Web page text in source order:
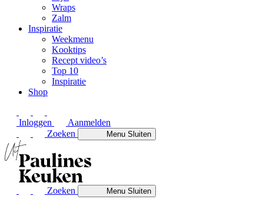
Wraps
Zalm
Inspiratie
Weekmenu
Kooktips
Recept video’s
Top 10
Inspiratie
Shop
Inloggen
Aanmelden
Zoeken
MenuSluiten
Zoeken MenuSluiten